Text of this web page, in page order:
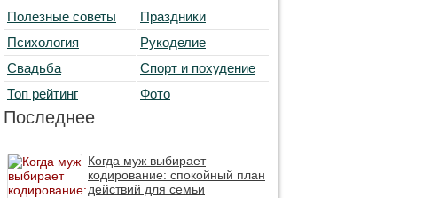
Полезные советы
Праздники
Психология
Рукоделие
Свадьба
Спорт и похудение
Топ рейтинг
Фото
Последнее
Когда муж выбирает
кодирование: спокойный план
действий для семьи